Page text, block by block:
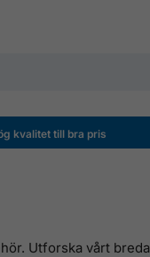
kvalitet till bra pris
Utforska vårt